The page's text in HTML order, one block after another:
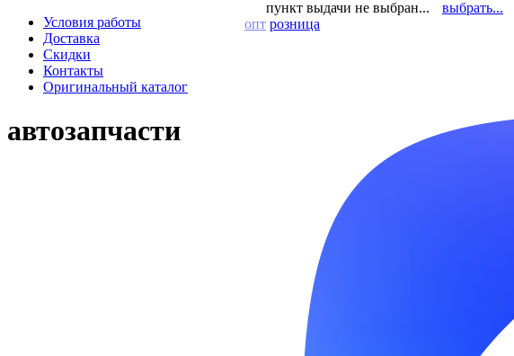
Условия работы
Доставка
Скидки
Контакты
Оригинальный каталог
пункт выдачи не выбран...
выбрать...
опт розница
автозапчасти